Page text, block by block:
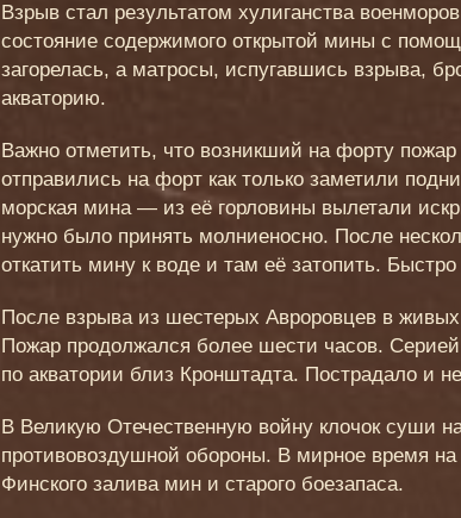
Взрыв стал результатом хулиганства
состояние содержимого открытой мины с
загорелась, а матросы, испугавшись взрыва,
акваторию.
Важно отметить, что возникший на форту
отправились на форт как только заметили
морская мина — из её горловины вылетали
нужно было принять молниеносно. После
откатить мину к воде и там её затопить.
После взрыва из шестерых Авроровцев в
Пожар продолжался более шести часов.
по акватории близ Кронштадта. Пострадало и
В Великую Отечественную войну клочок суши
противовоздушной обороны. В мирное время
Финского залива мин и старого боезапаса.